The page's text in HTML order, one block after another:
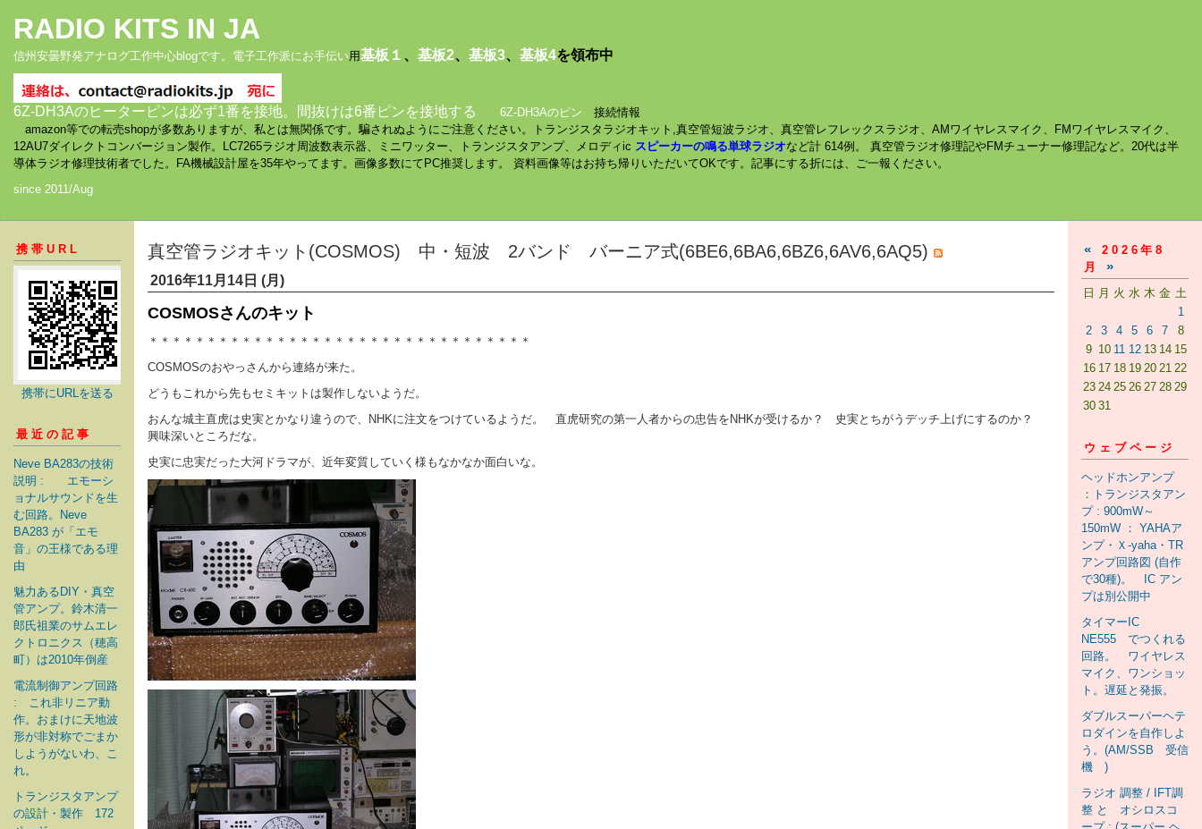
RADIO KITS IN JA
信州安曇野発アナログ工作中心blogです。電子工作派にお手伝い用基板１ 、 基板2、 基板3、 基板4を領布中
6Z-DH3Aのヒーターピンは必ず1番を接地。間抜けは6番ピンを接地する 6Z-DH3Aのピン 接続情報
amazon等での転売shopが多数ありますが、私とは無関係です。騙されぬようにご注意ください。トランジスタラジオキット,真空管短波ラジオ、真空管レフレックスラジオ、AMワイヤレスマイク、FMワイヤレスマイク、
12AU7ダイレクトコンバージョン製作。LC7265ラジオ周波数表示器、ミニワッター、トランジスタアンプ、メロディic スピーカーの鳴る単球ラジオなど計 614例。 真空管ラジオ修理記やFMチューナー修理記など。20代は半
導体ラジオ修理技術者でした。FA機械設計屋を35年やってます。画像多数にてPC推奨します。 資料画像等はお持ち帰りいただいてOKです。記事にする折には、ご一報ください。
since 2011/Aug
携帯URL
携帯にURLを送る
最近の記事
Neve BA283の技術
説明 : エモーシ
ョナルサウンドを生
む回路。Neve
BA283 が「エモ
音」の王様である理
由
魅力あるDIY・真空
管アンプ。鈴木清一
郎氏祖業のサムエレ
クトロニクス（穂高
町）は2010年倒産
電流制御アンプ回路
: これ非リニア動
作。おまけに天地波
形が非対称でごまか
しようがないわ、こ
れ。
トランジスタアンプ
の設計・製作 172
真空管ラジオキット(COSMOS) 中・短波 2バンド バーニア式(6BE6,6BA6,6BZ6,6AV6,6AQ5)
2016年11月14日 (月)
COSMOSさんのキット
＊＊＊＊＊＊＊＊＊＊＊＊＊＊＊＊＊＊＊＊＊＊＊＊＊＊＊＊＊＊＊＊＊
COSMOSのおやっさんから連絡が来た。
どうもこれから先もセミキットは製作しないようだ。
おんな城主直虎は史実とかなり違うので、NHKに注文をつけているようだ。 直虎研究の第一人者からの忠告をNHKが受けるか？ 史実とちがうデッチ上げにするのか？
興味深いところだな。
史実に忠実だった大河ドラマが、近年変質していく様もなかなか面白いな。
« 2026年8
月
»
日 月 火 水 木 金 土
1
2
3 4 5 6 7
8
9 10 11 12 13 14 15
16 17 18 19 20 21 22
23 24 25 26 27 28 29
30 31
ウェブページ
ヘッドホンアンプ
：トランジスタアン
プ : 900mW～
150mW ： YAHAア
ンプ・Ｘ-yaha・TR
アンプ回路図 (自作
で30種)。 IC アン
プは別公開中
タイマーIC
NE555 でつくれる
回路。 ワイヤレス
マイク、ワンショッ
ト。遅延と発振。
ダブルスーパーヘテ
ロダインを自作しよ
う。(AM/SSB 受信
機 )
ラジオ 調整 / IFT調
整 と オシロスコ